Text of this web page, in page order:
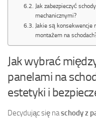
Jak zabezpieczyć
mechanicznymi?
Jakie są konsekwencje
montażem na
Jak wybrać
panelami na
estetyki i
Decydując się naschody z